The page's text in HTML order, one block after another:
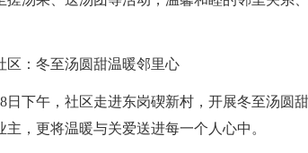
区：冬至汤圆甜温暖邻里心
日下午，社区走进东岗碶新村，开展冬至汤圆
主，更将温暖与关爱送进每一个人心中。